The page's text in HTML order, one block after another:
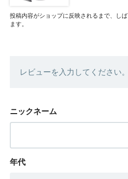
投稿内容がショップに反映されるまで、し
ます。
レビューを入力してください。
ニックネーム
年代